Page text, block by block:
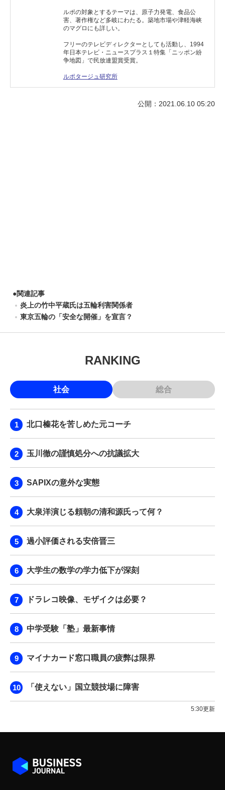
ルポの対象とするテーマは、原子力発電、食品公
害、著作権など多岐にわたる。築地市場や津軽海峡
のマグロにも詳しい。
フリーのテレビディレクターとしても活動し、1994
年日本テレビ・ニュースプラス１特集「ニッポン紛
争地図」で民放連盟賞受賞。
ルポタージュ研究所
公開：2021.06.10 05:20
●関連記事
炎上の竹中平蔵氏は五輪利害関係者
東京五輪の「安全な開催」を宣言？
RANKING
社会 総合
北口榛花を苦しめた元コーチ
玉川徹の謹慎処分への抗議拡大
SAPIXの意外な実態
大泉洋演じる頼朝の清和源氏って何？
過小評価される安倍晋三
大学生の数学の学力低下が深刻
ドラレコ映像、モザイクは必要？
中学受験「塾」最新事情
マイナカード窓口職員の疲弊は限界
「使えない」国立競技場に障害
5:30更新